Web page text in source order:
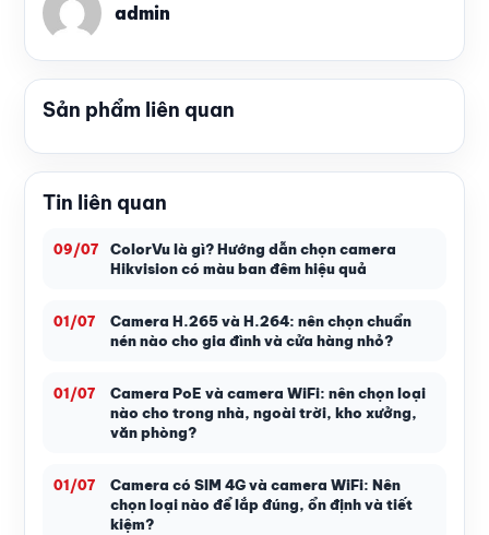
admin
Sản phẩm liên quan
Tin liên quan
09/07
ColorVu là gì? Hướng dẫn chọn camera
Hikvision có màu ban đêm hiệu quả
01/07
Camera H.265 và H.264: nên chọn chuẩn
nén nào cho gia đình và cửa hàng nhỏ?
01/07
Camera PoE và camera WiFi: nên chọn loại
nào cho trong nhà, ngoài trời, kho xưởng,
văn phòng?
01/07
Camera có SIM 4G và camera WiFi: Nên
chọn loại nào để lắp đúng, ổn định và tiết
kiệm?